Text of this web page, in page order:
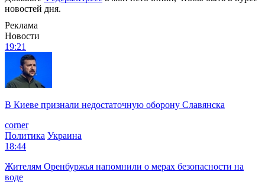
новостей дня.
Реклама
Новости
19:21
В Киеве признали недостаточную оборону Славянска
corner
Политика Украина
18:44
Жителям Оренбуржья напомнили о мерах безопасности на
воде